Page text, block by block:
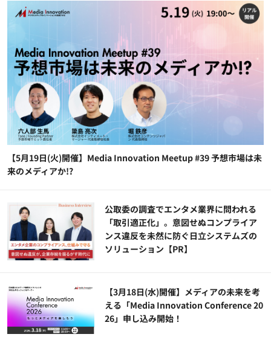
【5月19日(火)開催】Media Innovation Meetup #39 予想市場は未
来のメディアか!?
公​​取委の調査でエンタメ業界に問われる
「取引適正化」。意図せぬコンプライア
ンス違反を未然に防ぐ日立システムズの
ソリューション​【PR】
【3月18日(水)開催】メディアの未来を考
える「Media Innovation Conference 20
26」申し込み開始！